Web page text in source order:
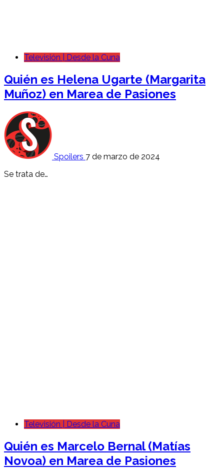
Televisión | Desde la Cuna
Quién es Helena Ugarte (Margarita
Muñoz) en Marea de Pasiones
Spoilers 7 de marzo de 2024
Se trata de…
Televisión | Desde la Cuna
Quién es Marcelo Bernal (Matías
Novoa) en Marea de Pasiones